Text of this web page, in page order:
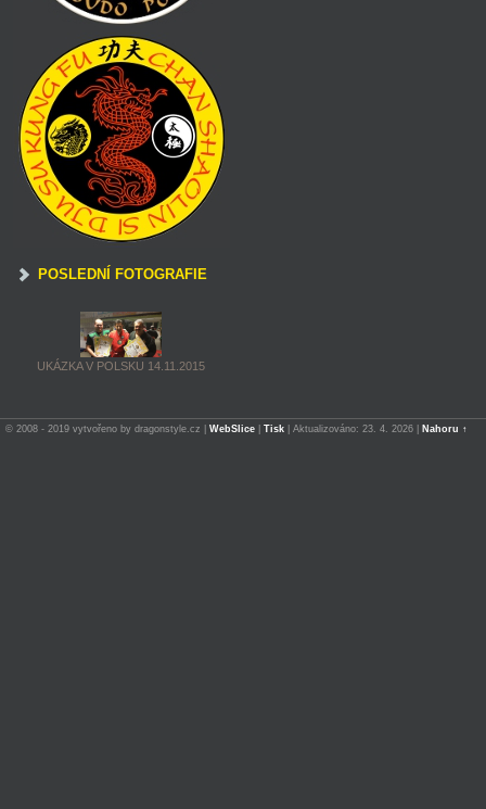
POSLEDNÍ FOTOGRAFIE
UKÁZKA V POLSKU 14.11.2015
© 2008 - 2019 vytvořeno by dragonstyle.cz | WebSlice Tisk Aktualizováno: 23. 4. 2026 Nahoru ↑